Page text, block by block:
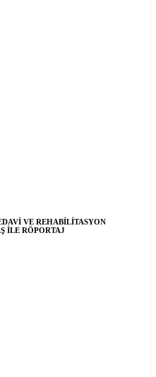
VE REHABİLİTASYON
İLE RÖPORTAJ